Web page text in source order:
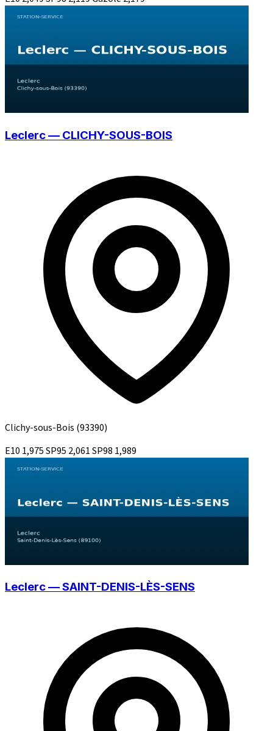
Leclerc — CLICHY-SOUS-BOIS
Clichy-sous-Bois (93390)
E10 1,975SP95 2,061SP98 1,989
Leclerc — SAINT-DENIS-LÈS-SENS